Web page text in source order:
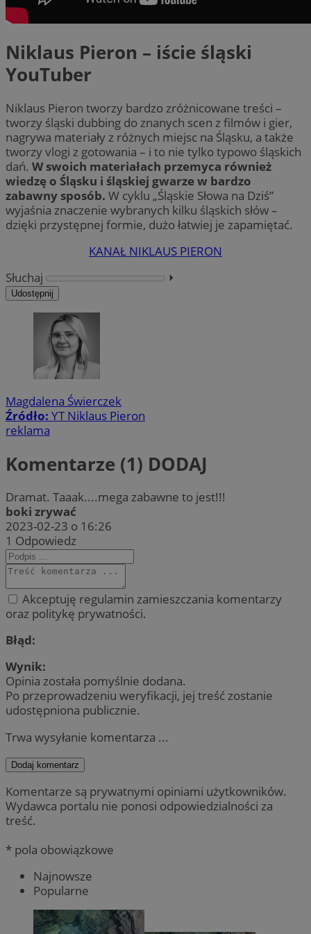
Niklaus Pieron – iście śląski
YouTuber
Niklaus Pieron tworzy bardzo zróżnicowane treści –
tworzy śląski dubbing do znanych scen z filmów i gier,
nagrywa materiały z różnych miejsc na Śląsku, a także
tworzy vlogi z gotowania – i to nie tylko typowo śląskich
dań. W swoich materiałach przemyca również
wiedzę o Śląsku i śląskiej gwarze w bardzo
zabawny sposób. W cyklu „Śląskie Słowa na Dziś”
wyjaśnia znaczenie wybranych kilku śląskich słów –
dzięki przystępnej formie, dużo łatwiej je zapamiętać.
KANAŁ NIKLAUS PIERON
Słuchaj
⏵︎
Udostępnij
Magdalena Świerczek
Źródło: YT Niklaus Pieron
reklama
Komentarze (1) DODAJ
Dramat. Taaak....mega zabawne to jest!!!
boki zrywać
2023-02-23 o 16:26
1 Odpowiedz
Akceptuję regulamin zamieszczania komentarzy
oraz politykę prywatności.
Błąd:
Wynik:
Opinia została pomyślnie dodana.
Po przeprowadzeniu weryfikacji, jej treść zostanie
udostępniona publicznie.
Trwa wysyłanie komentarza ...
Dodaj komentarz
Komentarze są prywatnymi opiniami użytkowników.
Wydawca portalu nie ponosi odpowiedzialności za
treść.
* pola obowiązkowe
Najnowsze
Popularne